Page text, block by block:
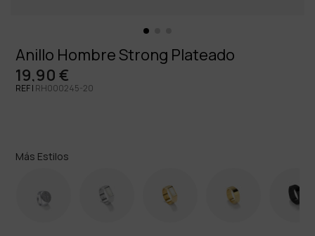
Anillo Hombre Strong Plateado
19,90 €
REF | RH000245-20
Más Estilos